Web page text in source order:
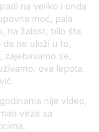
na veliko i onda
moć, pala
na žalost, bilo šta
da ne uloži u to,
zajebavamo se,
ova lepota,
nije video,
veze sa